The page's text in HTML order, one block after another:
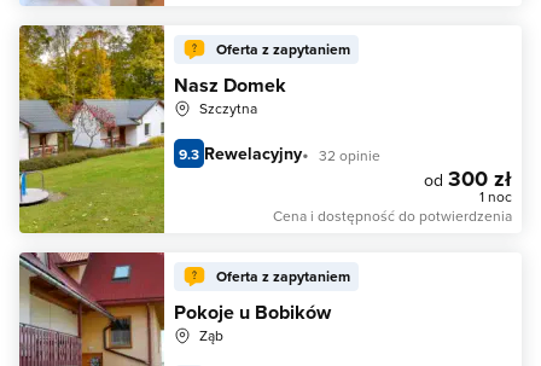
Oferta z zapytaniem
Nasz Domek
Szczytna
9.3 Rewelacyjny 32 opinie
od 300 zł
1 noc
Cena i dostępność do potwierdzenia
Oferta z zapytaniem
Pokoje u Bobików
Ząb